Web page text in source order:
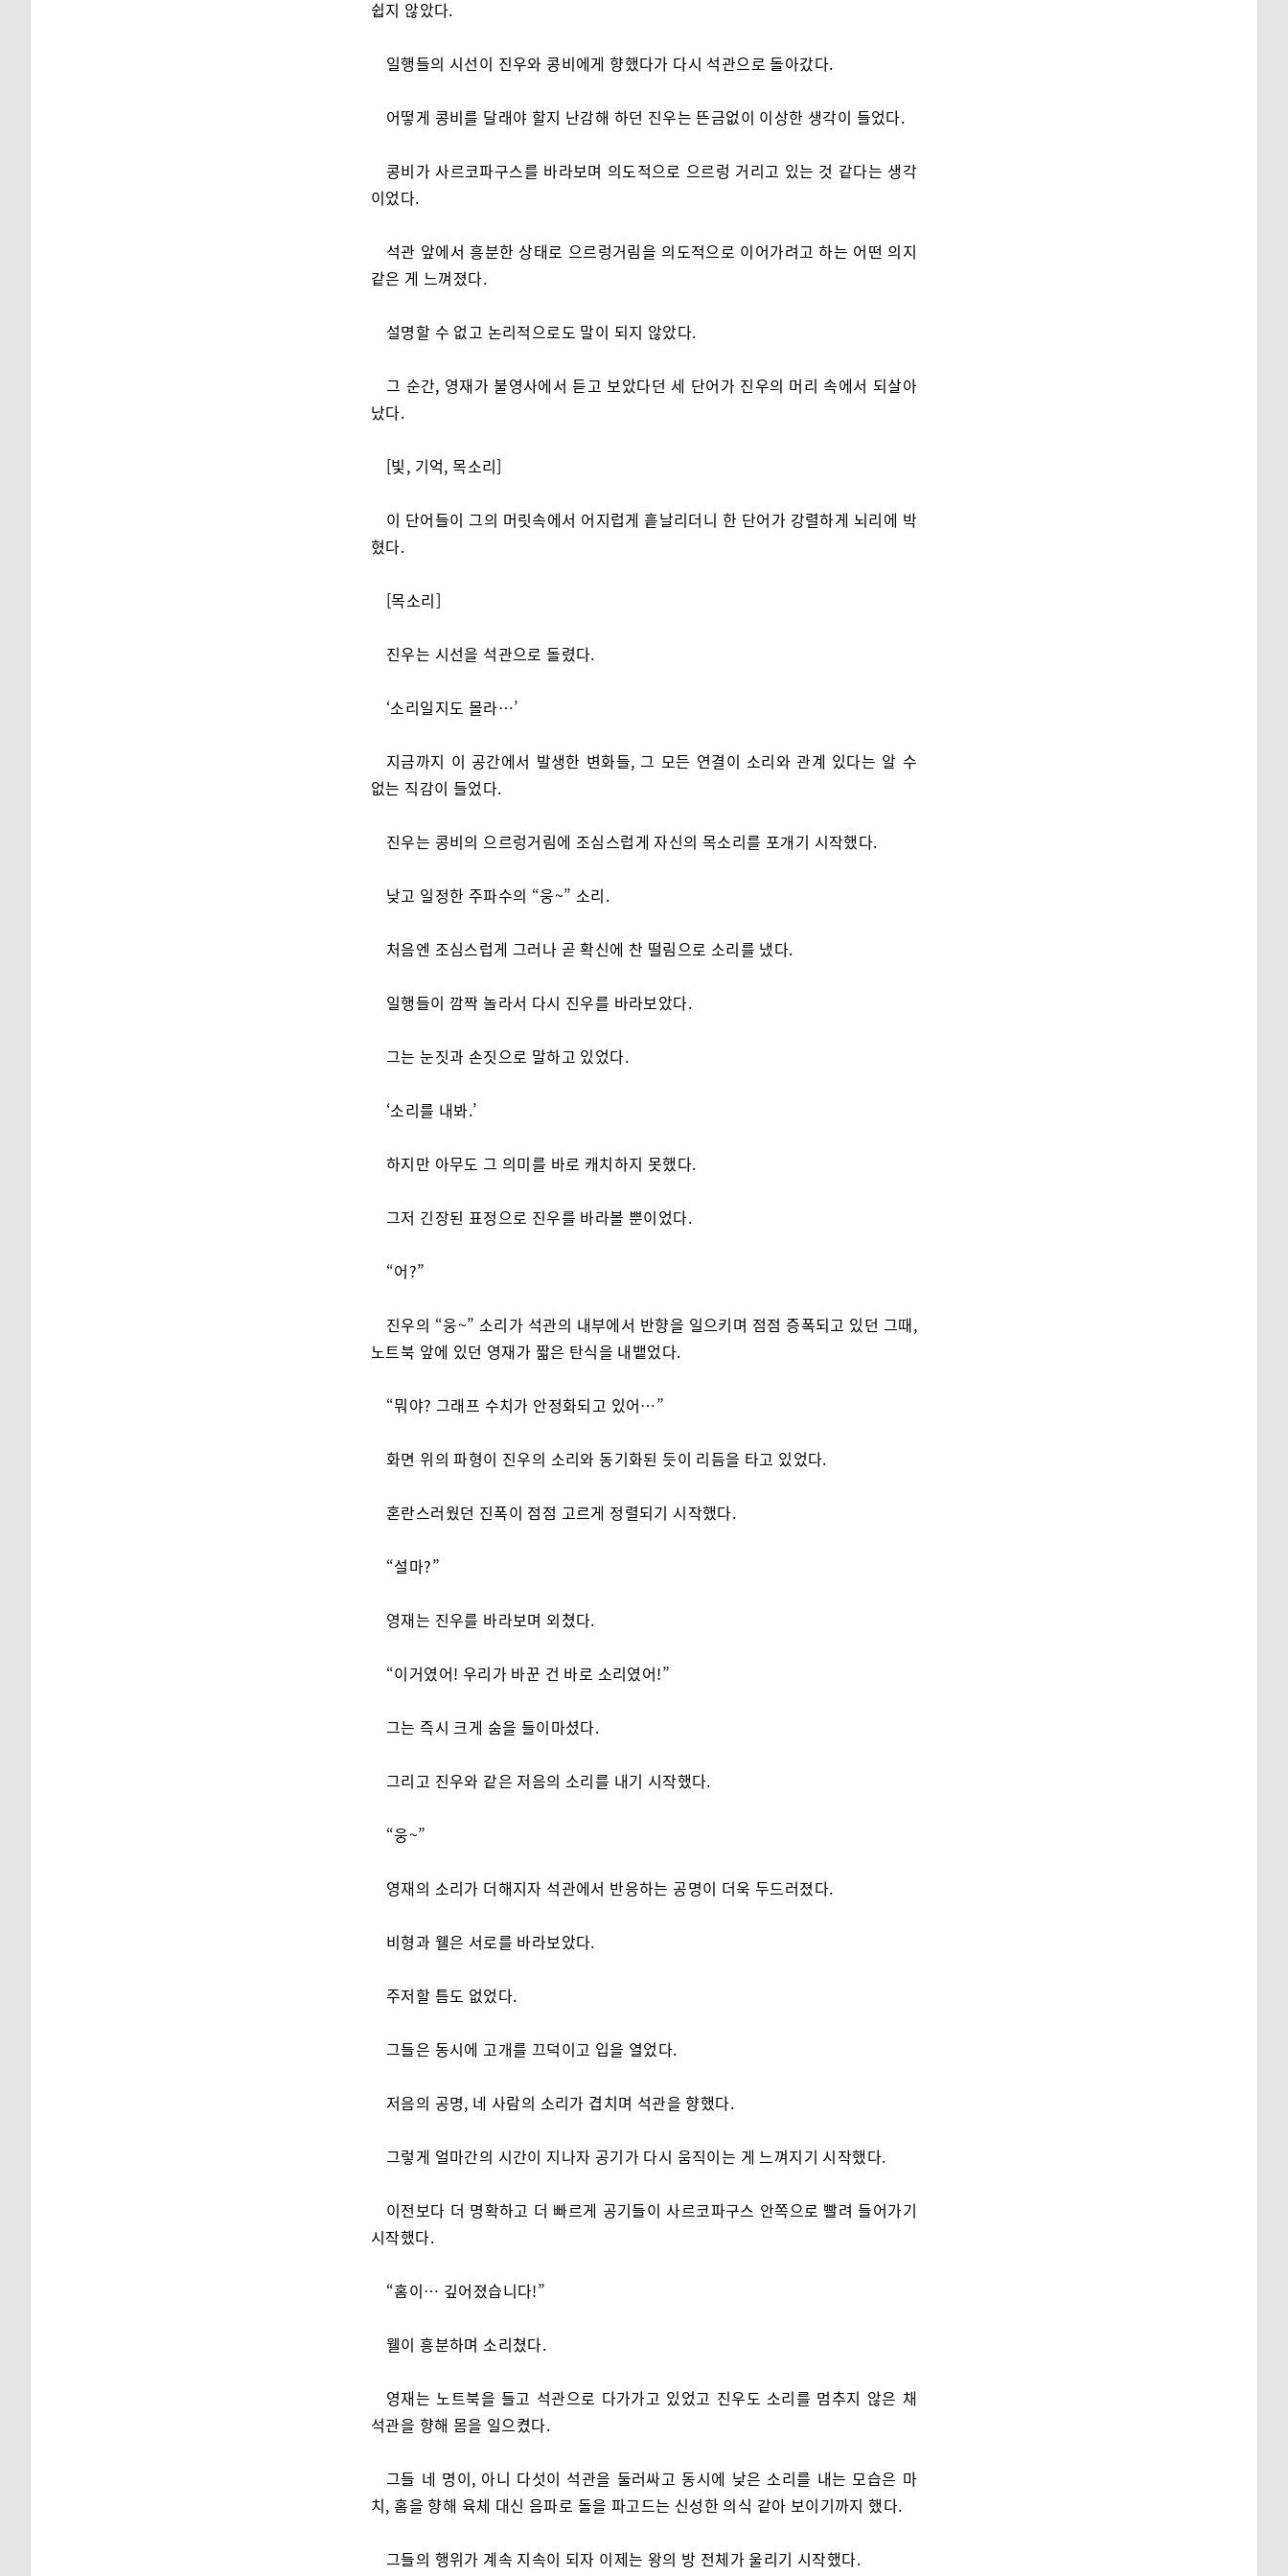
쉽지 않았다.
일행들의 시선이 진우와 콩비에게 향했다가 다시 석관으로 돌아갔다.
어떻게 콩비를 달래야 할지 난감해 하던 진우는 뜬금없이 이상한 생각이 들었다.
콩비가 사르코파구스를 바라보며 의도적으로 으르렁 거리고 있는 것 같다는 생각
이었다.
석관 앞에서 흥분한 상태로 으르렁거림을 의도적으로 이어가려고 하는 어떤 의지
같은 게 느껴졌다.
설명할 수 없고 논리적으로도 말이 되지 않았다.
그 순간, 영재가 불영사에서 듣고 보았다던 세 단어가 진우의 머리 속에서 되살아
났다.
[빛, 기억, 목소리]
이 단어들이 그의 머릿속에서 어지럽게 흩날리더니 한 단어가 강렬하게 뇌리에 박
혔다.
[목소리]
진우는 시선을 석관으로 돌렸다.
‘소리일지도 몰라…’
지금까지 이 공간에서 발생한 변화들, 그 모든 연결이 소리와 관계 있다는 알 수
없는 직감이 들었다.
진우는 콩비의 으르렁거림에 조심스럽게 자신의 목소리를 포개기 시작했다.
낮고 일정한 주파수의 “웅~” 소리.
처음엔 조심스럽게 그러나 곧 확신에 찬 떨림으로 소리를 냈다.
일행들이 깜짝 놀라서 다시 진우를 바라보았다.
그는 눈짓과 손짓으로 말하고 있었다.
‘소리를 내봐.’
하지만 아무도 그 의미를 바로 캐치하지 못했다.
그저 긴장된 표정으로 진우를 바라볼 뿐이었다.
“어?”
진우의 “웅~” 소리가 석관의 내부에서 반향을 일으키며 점점 증폭되고 있던 그때,
노트북 앞에 있던 영재가 짧은 탄식을 내뱉었다.
“뭐야? 그래프 수치가 안정화되고 있어…”
화면 위의 파형이 진우의 소리와 동기화된 듯이 리듬을 타고 있었다.
혼란스러웠던 진폭이 점점 고르게 정렬되기 시작했다.
“설마?”
영재는 진우를 바라보며 외쳤다.
“이거였어! 우리가 바꾼 건 바로 소리였어!”
그는 즉시 크게 숨을 들이마셨다.
그리고 진우와 같은 저음의 소리를 내기 시작했다.
“웅~”
영재의 소리가 더해지자 석관에서 반응하는 공명이 더욱 두드러졌다.
비형과 웰은 서로를 바라보았다.
주저할 틈도 없었다.
그들은 동시에 고개를 끄덕이고 입을 열었다.
저음의 공명, 네 사람의 소리가 겹치며 석관을 향했다.
그렇게 얼마간의 시간이 지나자 공기가 다시 움직이는 게 느껴지기 시작했다.
이전보다 더 명확하고 더 빠르게 공기들이 사르코파구스 안쪽으로 빨려 들어가기
시작했다.
“홈이… 깊어졌습니다!”
웰이 흥분하며 소리쳤다.
영재는 노트북을 들고 석관으로 다가가고 있었고 진우도 소리를 멈추지 않은 채
석관을 향해 몸을 일으켰다.
그들 네 명이, 아니 다섯이 석관을 둘러싸고 동시에 낮은 소리를 내는 모습은 마
치, 홈을 향해 육체 대신 음파로 돌을 파고드는 신성한 의식 같아 보이기까지 했다.
그들의 행위가 계속 지속이 되자 이제는 왕의 방 전체가 울리기 시작했다.